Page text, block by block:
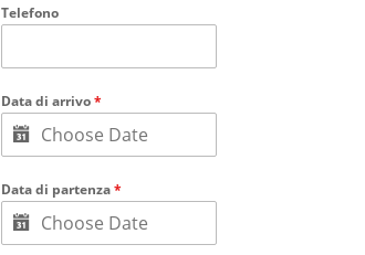
Telefono
Data di arrivo*
Data di partenza*